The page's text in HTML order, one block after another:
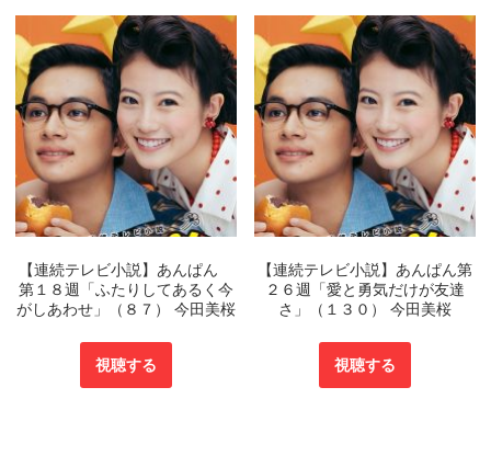
【連続テレビ小説】あんぱん
第１８週「ふたりしてあるく今
がしあわせ」（８７） 今田美桜
視聴する
【連続テレビ小説】あんぱん第
２６週「愛と勇気だけが友達
さ」（１３０） 今田美桜
視聴する